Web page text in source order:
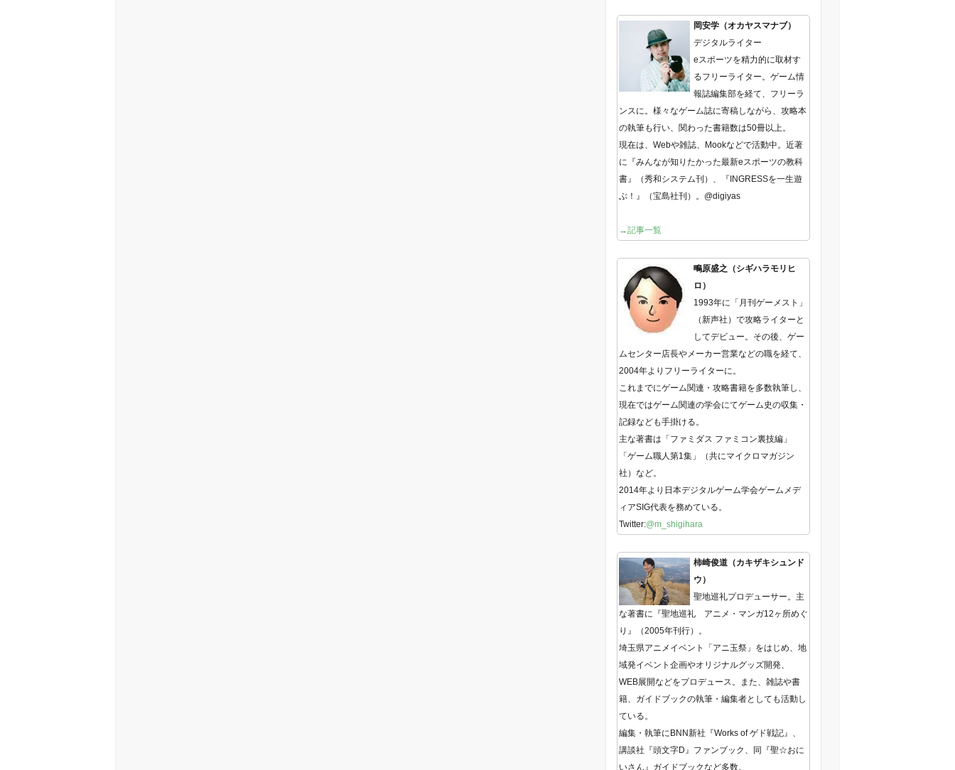
岡安学（オカヤスマナブ）
デジタルライター
eスポーツを精力的に取材す
るフリーライター。ゲーム情
報誌編集部を経て、フリーラ
ンスに。様々なゲーム誌に寄稿しながら、攻略本
の執筆も行い、関わった書籍数は50冊以上。
現在は、Webや雑誌、Mookなどで活動中。近著
に『みんなが知りたかった最新eスポーツの教科
書』（秀和システム刊）、『INGRESSを一生遊
ぶ！』（宝島社刊）。@digiyas
→記事一覧
鴫原盛之（シギハラモリヒ
ロ）
1993年に「月刊ゲーメスト」
（新声社）で攻略ライターと
してデビュー。その後、ゲー
ムセンター店長やメーカー営業などの職を経て、
2004年よりフリーライターに。
これまでにゲーム関連・攻略書籍を多数執筆し、
現在ではゲーム関連の学会にてゲーム史の収集・
記録なども手掛ける。
主な著書は「ファミダス ファミコン裏技編」
「ゲーム職人第1集」（共にマイクロマガジン
社）など。
2014年より日本デジタルゲーム学会ゲームメデ
ィアSIG代表を務めている。
Twitter:@m_shigihara
柿崎俊道（カキザキシュンド
ウ）
聖地巡礼プロデューサー。主
な著書に『聖地巡礼 アニメ・マンガ12ヶ所めぐ
り』（2005年刊行）。
埼玉県アニメイベント「アニ玉祭」をはじめ、地
域発イベント企画やオリジナルグッズ開発、
WEB展開などをプロデュース。また、雑誌や書
籍、ガイドブックの執筆・編集者としても活動し
ている。
編集・執筆にBNN新社『Works of ゲド戦記』、
講談社『頭文字D』ファンブック、同『聖☆おに
いさん』ガイドブックなど多数。